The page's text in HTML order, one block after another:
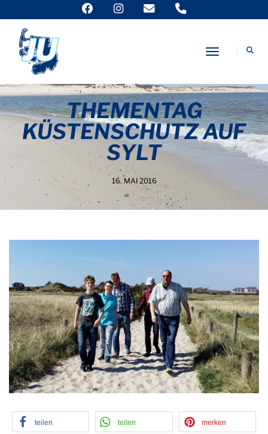
Toggle
THEMENTAG
KÜSTENSCHUTZ AUF
SYLT
16. MAI 2016
teilen teilen merken